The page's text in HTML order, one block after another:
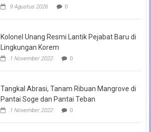
9 Agustus 2026 0
Kolonel Unang Resmi Lantik Pejabat Baru di
Lingkungan Korem
1 November 2022 0
Tangkal Abrasi, Tanam Ribuan Mangrove di
Pantai Soge dan Pantai Teban
1 November 2022 0